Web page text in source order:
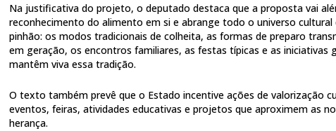
Na justificativa do projeto, o deputado destaca que a proposta vai
reconhecimento do alimento em si e abrange todo o universo cultural
pinhão: os modos tradicionais de colheita, as formas de preparo
em geração, os encontros familiares, as festas típicas e as iniciativas
mantêm viva essa tradição.
O texto também prevê que o Estado incentive ações de valorização
eventos, feiras, atividades educativas e projetos que aproximem as
herança.